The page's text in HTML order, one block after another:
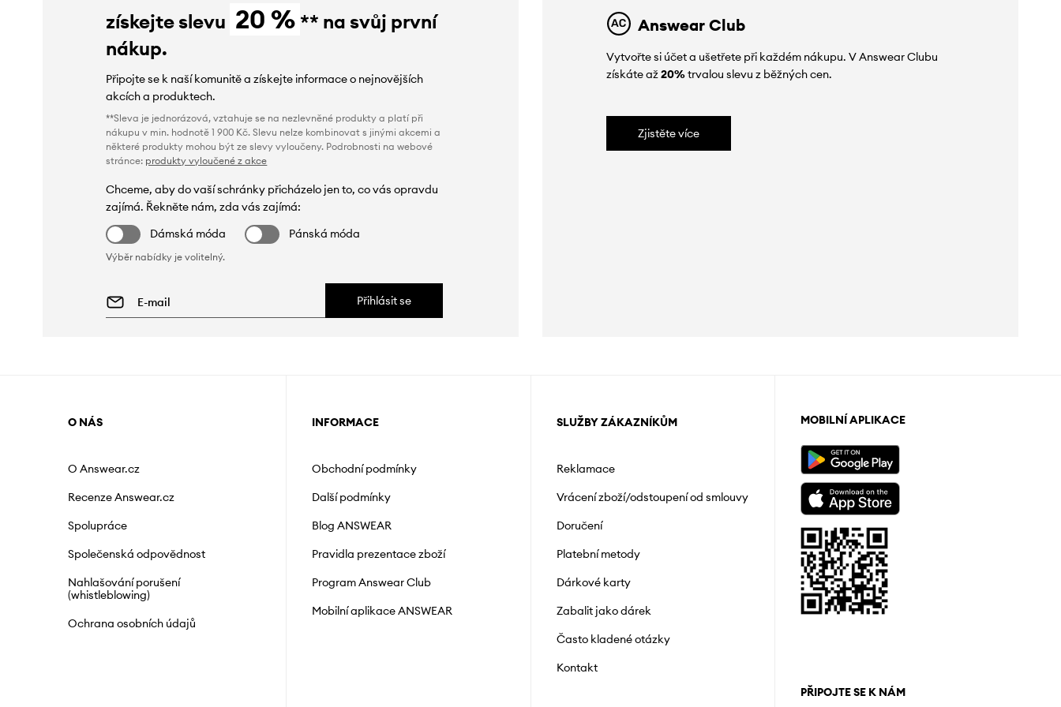
získejte slevu 20 % ** na svůj první
nákup.
Připojte se k naší komunitě a získejte informace o nejnovějších
akcích a produktech.
**Sleva je jednorázová, vztahuje se na nezlevněné produkty a platí při
nákupu v min. hodnotě 1 900 Kč. Slevu nelze kombinovat s jinými akcemi a
některé produkty mohou být ze slevy vyloučeny. Podrobnosti na webové
stránce: produkty vyloučené z akce
Chceme, aby do vaší schránky přicházelo jen to, co vás opravdu
zajímá. Řekněte nám, zda vás zajímá:
Dámská móda
Pánská móda
Výběr nabídky je volitelný.
Přihlásit se
Answear Club
Vytvořte si účet a ušetřete při každém nákupu. V Answear Clubu
získáte až20%trvalou slevu z běžných cen.
Zjistěte více
O NÁS
O Answear.cz
Recenze Answear.cz
Spolupráce
Společenská odpovědnost
Nahlašování porušení
(whistleblowing)
Ochrana osobních údajů
INFORMACE
Obchodní podmínky
Další podmínky
Blog ANSWEAR
Pravidla prezentace zboží
Program Answear Club
Mobilní aplikace ANSWEAR
SLUŽBY ZÁKAZNÍKŮM
Reklamace
Vrácení zboží/odstoupení od smlouvy
Doručení
Platební metody
Dárkové karty
Zabalit jako dárek
Často kladené otázky
Kontakt
MOBILNÍ APLIKACE
PŘIPOJTE SE K NÁM